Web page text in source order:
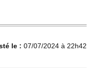
le : 07/07/2024 à 22h42